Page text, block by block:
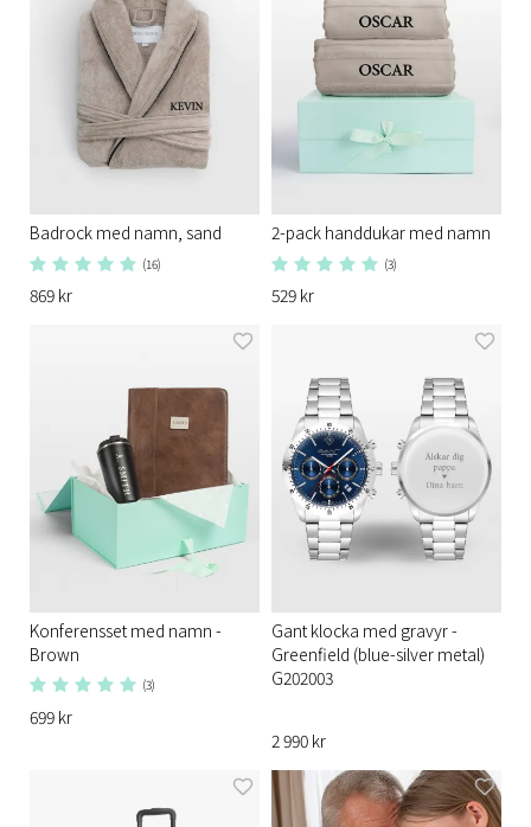
Badrock med namn, sand
(16)
869 kr
2-pack handdukar med namn
(3)
529 kr
Konferensset med namn -
Brown
(3)
699 kr
Gant klocka med gravyr -
Greenfield (blue-silver metal)
G202003
2 990 kr